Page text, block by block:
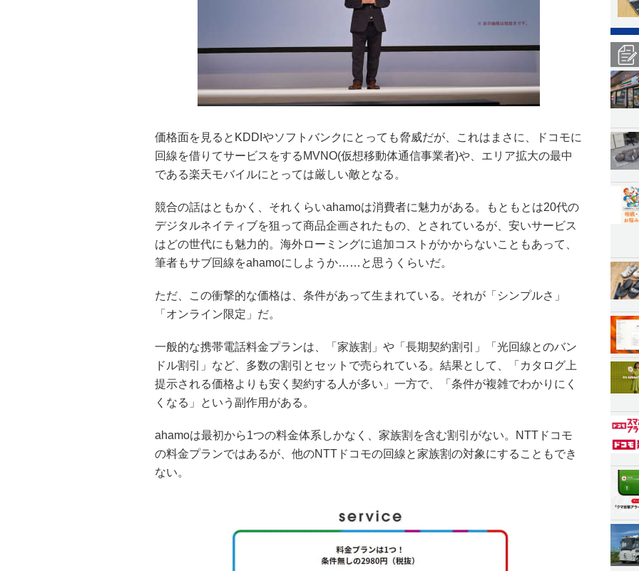
価格面を見るとKDDIやソフトバンクにとっても脅威だが、これはまさに、ドコモに
回線を借りてサービスをするMVNO(仮想移動体通信事業者)や、エリア拡大の最中
である楽天モバイルにとっては厳しい敵となる。
競合の話はともかく、それくらいahamoは消費者に魅力がある。もともとは20代の
デジタルネイティブを狙って商品企画されたもの、とされているが、安いサービス
はどの世代にも魅力的。海外ローミングに追加コストがかからないこともあって、
筆者もサブ回線をahamoにしようか……と思うくらいだ。
ただ、この衝撃的な価格は、条件があって生まれている。それが「シンプルさ」
「オンライン限定」だ。
一般的な携帯電話料金プランは、「家族割」や「長期契約割引」「光回線とのバン
ドル割引」など、多数の割引とセットで売られている。結果として、「カタログ上
提示される価格よりも安く契約する人が多い」一方で、「条件が複雑でわかりにく
くなる」という副作用がある。
ahamoは最初から1つの料金体系しかなく、家族割を含む割引がない。NTTドコモ
の料金プランではあるが、他のNTTドコモの回線と家族割の対象にすることもでき
ない。